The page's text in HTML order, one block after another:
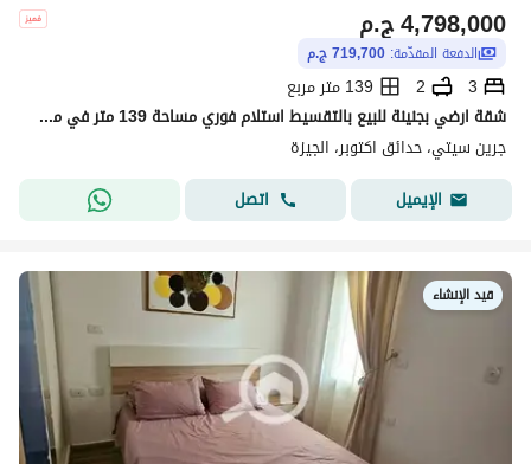
ج.م4,798,000
الدفعة المقدّمة: 719,700 ج.م
3
2
139 متر مربع
شقة ارضي بجنينة للبيع بالتقسيط استلام فوري مساحة 139 متر في مدينة حدائق اكتوبر - 6 اكتوبر
جرين سيتي، حدائق اكتوبر، الجيزة
الإيميل
اتصل
قيد الإنشاء